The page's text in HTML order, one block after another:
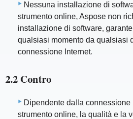
Nessuna installazione di
strumento online, Aspose non
installazione di software,
qualsiasi momento da qualsiasi
connessione Internet.
2.2 Contro
Dipendente dalla connessione
strumento online, la qualità e la